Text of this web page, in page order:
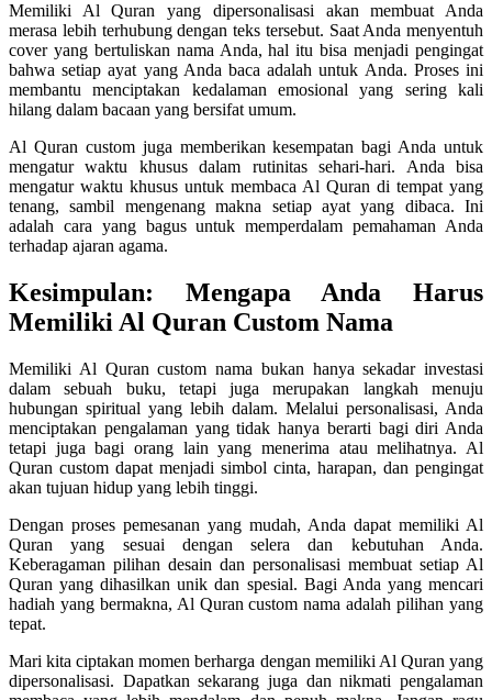
Memiliki Al Quran yang dipersonalisasi akan membuat Anda
merasa lebih terhubung dengan teks tersebut. Saat Anda menyentuh
cover yang bertuliskan nama Anda, hal itu bisa menjadi pengingat
bahwa setiap ayat yang Anda baca adalah untuk Anda. Proses ini
membantu menciptakan kedalaman emosional yang sering kali
hilang dalam bacaan yang bersifat umum.
Al Quran custom juga memberikan kesempatan bagi Anda untuk
mengatur waktu khusus dalam rutinitas sehari-hari. Anda bisa
mengatur waktu khusus untuk membaca Al Quran di tempat yang
tenang, sambil mengenang makna setiap ayat yang dibaca. Ini
adalah cara yang bagus untuk memperdalam pemahaman Anda
terhadap ajaran agama.
Kesimpulan: Mengapa Anda Harus
Memiliki Al Quran Custom Nama
Memiliki Al Quran custom nama bukan hanya sekadar investasi
dalam sebuah buku, tetapi juga merupakan langkah menuju
hubungan spiritual yang lebih dalam. Melalui personalisasi, Anda
menciptakan pengalaman yang tidak hanya berarti bagi diri Anda
tetapi juga bagi orang lain yang menerima atau melihatnya. Al
Quran custom dapat menjadi simbol cinta, harapan, dan pengingat
akan tujuan hidup yang lebih tinggi.
Dengan proses pemesanan yang mudah, Anda dapat memiliki Al
Quran yang sesuai dengan selera dan kebutuhan Anda.
Keberagaman pilihan desain dan personalisasi membuat setiap Al
Quran yang dihasilkan unik dan spesial. Bagi Anda yang mencari
hadiah yang bermakna, Al Quran custom nama adalah pilihan yang
tepat.
Mari kita ciptakan momen berharga dengan memiliki Al Quran yang
dipersonalisasi. Dapatkan sekarang juga dan nikmati pengalaman